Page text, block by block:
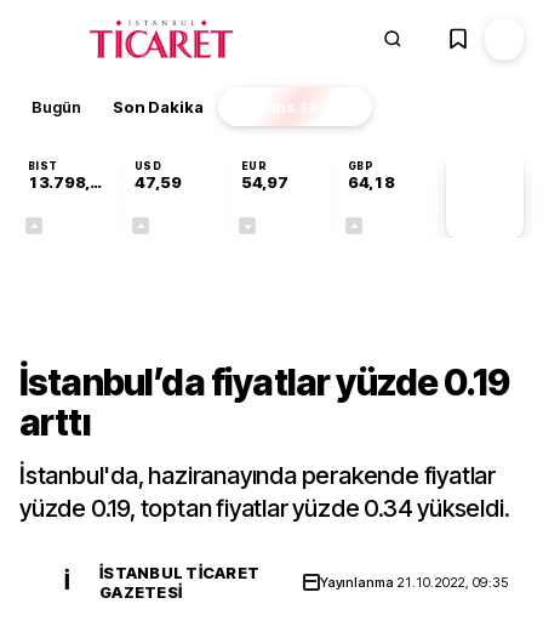
Bugün Son Dakika Finans EKSTRA
BIST
13.798,82
USD
47,59
EUR
54,97
GBP
64,18
İstanbul’da fiyatlar yüzde 0.19
arttı
İstanbul'da, haziranayında perakende fiyatlar
yüzde 0.19, toptan fiyatlar yüzde 0.34 yükseldi.
İ
İSTANBUL TICARET
GAZETESI
Yayınlanma 21.10.2022, 09:35